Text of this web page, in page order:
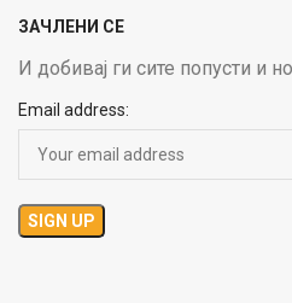
ЗАЧЛЕНИ СЕ
И добивај ги сите попусти и
Email address: